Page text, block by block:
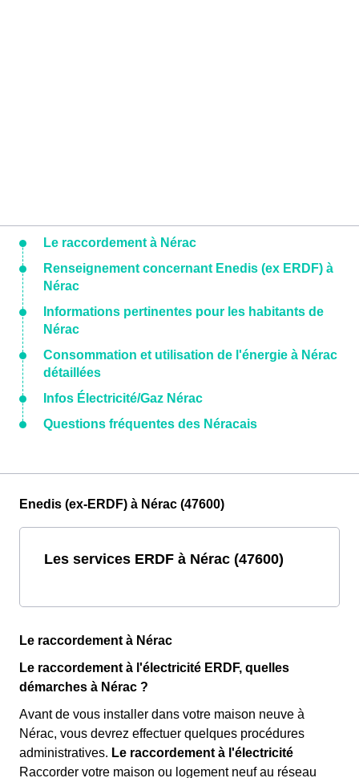
Le raccordement à Nérac
Renseignement concernant Enedis (ex ERDF) à
Nérac
Informations pertinentes pour les habitants de
Nérac
Consommation et utilisation de l'énergie à Nérac
détaillées
Infos Électricité/Gaz Nérac
Questions fréquentes des Néracais
Enedis (ex-ERDF) à Nérac (47600)
Les services ERDF à Nérac (47600)
Le raccordement à Nérac
Le raccordement à l'électricité ERDF, quelles
démarches à Nérac ?
Avant de vous installer dans votre maison neuve à
Nérac, vous devrez effectuer quelques procédures
administratives. Le raccordement à l'électricité
Raccorder votre maison ou logement neuf au réseau